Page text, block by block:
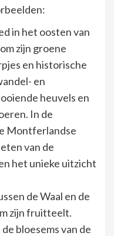
in het oosten van
zijn groene
en historische
en
heuvels en
In de
Montferlandse
van de
het unieke uitzicht
de Waal en de
zijn fruitteelt.
bloesems van de